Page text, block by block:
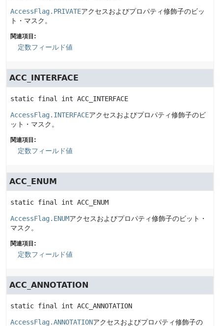
AccessFlag.PRIVATEアクセスおよびプロパティ修飾子のビッ
ト・マスク。
関連項目:
定数フィールド値
ACC_INTERFACE
static final int ACC_INTERFACE
AccessFlag.INTERFACEアクセスおよびプロパティ修飾子のビ
ット・マスク。
関連項目:
定数フィールド値
ACC_ENUM
static final int ACC_ENUM
AccessFlag.ENUMアクセスおよびプロパティ修飾子のビット・
マスク。
関連項目:
定数フィールド値
ACC_ANNOTATION
static final int ACC_ANNOTATION
AccessFlag.ANNOTATIONアクセスおよびプロパティ修飾子の